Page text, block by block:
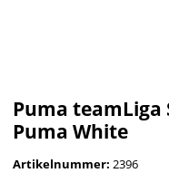
Puma
Puma White
Artikelnummer: 2396